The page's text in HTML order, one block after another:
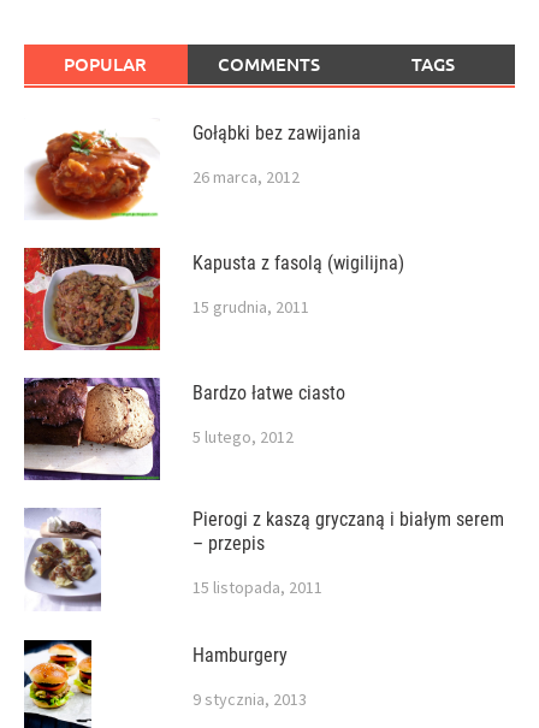
POPULAR COMMENTS TAGS
Gołąbki bez zawijania
26 marca, 2012
Kapusta z fasolą (wigilijna)
15 grudnia, 2011
Bardzo łatwe ciasto
5 lutego, 2012
Pierogi z kaszą gryczaną i białym serem
– przepis
15 listopada, 2011
Hamburgery
9 stycznia, 2013